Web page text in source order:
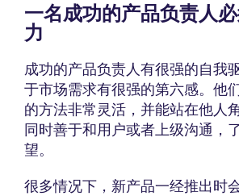
一名成功的产品负责人
力
成功的产品负责人有很强的自我
于市场需求有很强的第六感。他
的方法非常灵活，并能站在他人
同时善于和用户或者上级沟通，
望。
很多情况下，新产品一经推出时